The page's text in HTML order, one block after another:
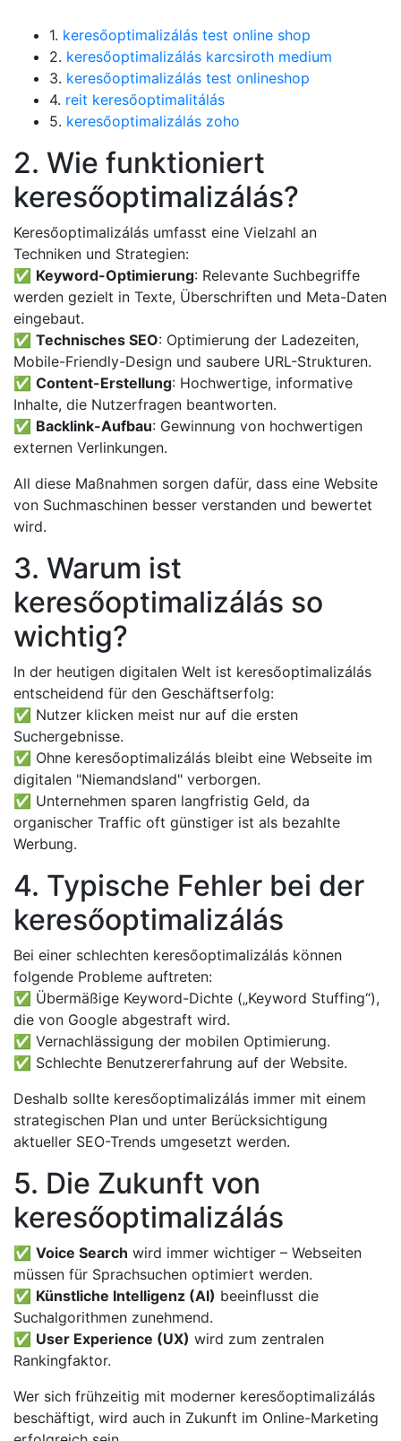
1. keresőoptimalizálás test online shop
2. keresőoptimalizálás karcsiroth medium
3. keresőoptimalizálás test onlineshop
4. reit keresőoptimalitálás
5. keresőoptimalizálás zoho
2. Wie funktioniert
keresőoptimalizálás?
Keresőoptimalizálás umfasst eine Vielzahl an
Techniken und Strategien:
✅ Keyword-Optimierung: Relevante Suchbegriffe
werden gezielt in Texte, Überschriften und Meta-Daten
eingebaut.
✅ Technisches SEO: Optimierung der Ladezeiten,
Mobile-Friendly-Design und saubere URL-Strukturen.
✅ Content-Erstellung: Hochwertige, informative
Inhalte, die Nutzerfragen beantworten.
✅ Backlink-Aufbau: Gewinnung von hochwertigen
externen Verlinkungen.
All diese Maßnahmen sorgen dafür, dass eine Website
von Suchmaschinen besser verstanden und bewertet
wird.
3. Warum ist
keresőoptimalizálás so
wichtig?
In der heutigen digitalen Welt ist keresőoptimalizálás
entscheidend für den Geschäftserfolg:
✅ Nutzer klicken meist nur auf die ersten
Suchergebnisse.
✅ Ohne keresőoptimalizálás bleibt eine Webseite im
digitalen "Niemandsland" verborgen.
✅ Unternehmen sparen langfristig Geld, da
organischer Traffic oft günstiger ist als bezahlte
Werbung.
4. Typische Fehler bei der
keresőoptimalizálás
Bei einer schlechten keresőoptimalizálás können
folgende Probleme auftreten:
✅ Übermäßige Keyword-Dichte („Keyword Stuffing“),
die von Google abgestraft wird.
✅ Vernachlässigung der mobilen Optimierung.
✅ Schlechte Benutzererfahrung auf der Website.
Deshalb sollte keresőoptimalizálás immer mit einem
strategischen Plan und unter Berücksichtigung
aktueller SEO-Trends umgesetzt werden.
5. Die Zukunft von
keresőoptimalizálás
✅ Voice Search wird immer wichtiger – Webseiten
müssen für Sprachsuchen optimiert werden.
✅ Künstliche Intelligenz (AI) beeinflusst die
Suchalgorithmen zunehmend.
✅ User Experience (UX) wird zum zentralen
Rankingfaktor.
Wer sich frühzeitig mit moderner keresőoptimalizálás
beschäftigt, wird auch in Zukunft im Online-Marketing